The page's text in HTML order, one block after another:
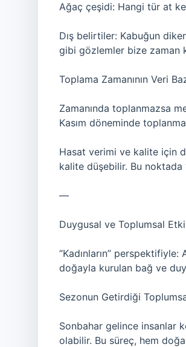
Ağaç çeşidi: Hangi tür at
Dış belirtiler: Kabuğun
gibi gözlemler bize zaman
Toplama Zamanının Veri
Zamanında toplanmazsa
Kasım döneminde
Hasat verimi ve kalite için
kalite düşebilir. Bu noktada
—
Duygusal ve Toplumsal
“Kadınların”
doğayla kurulan bağ ve
Sezonun Getirdiği
Sonbahar gelince insanlar
olabilir. Bu süreç, hem